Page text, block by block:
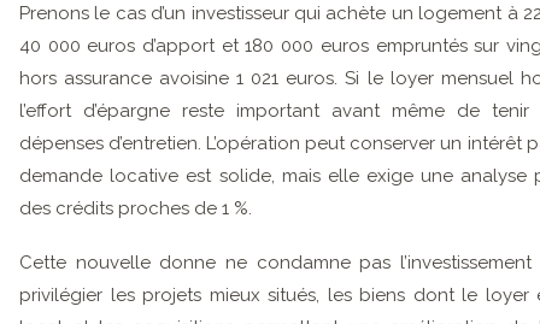
Prenons le cas d’un investisseur qui achète un logement à
40 000 euros d’apport et 180 000 euros empruntés sur
hors assurance avoisine 1 021 euros. Si le loyer mensuel
l’effort d’épargne reste important avant même de
dépenses d’entretien. L’opération peut conserver un intérêt
demande locative est solide, mais elle exige une analyse
des crédits proches de 1 %.
Cette nouvelle donne ne condamne pas
privilégier les projets mieux situés, les biens dont le